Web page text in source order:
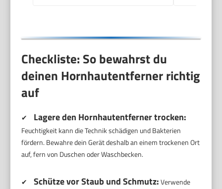
Checkliste: So bewahrst du
deinen Hornhautentferner richtig
auf
✔ Lagere den Hornhautentferner trocken:
Feuchtigkeit kann die Technik schädigen und Bakterien
fördern. Bewahre dein Gerät deshalb an einem trockenen Ort
auf, fern von Duschen oder Waschbecken.
✔ Schütze vor Staub und Schmutz:Verwende